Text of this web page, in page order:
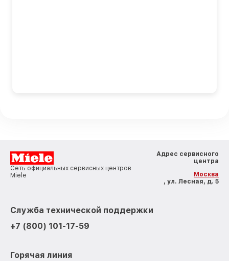
Сеть официальных сервисных центров
Miele
Адрес сервисного
центра
Москва
, ул. Лесная, д. 5
Служба технической поддержки
+7 (800) 101-17-59
Горячая линия